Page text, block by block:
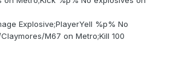
Explosive;PlayerYell %p% No
M67 on Metro;Kill 100